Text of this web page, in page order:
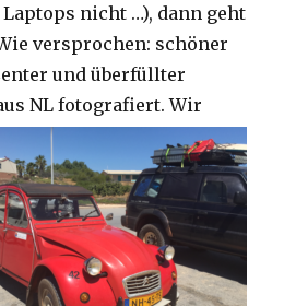
nicht …), dann geht
versprochen: schöner
und überfüllter
NL fotografiert. Wir